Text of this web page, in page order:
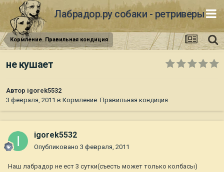
Лабрадор.ру собаки - ретриверы
Кормление. Правильная кондиция
не кушает
Автор igorek5532
3 февраля, 2011 в Кормление. Правильная кондиция
igorek5532
Опубликовано 3 февраля, 2011
Наш лабрадор не ест 3 сутки(съесть может только колбасы)